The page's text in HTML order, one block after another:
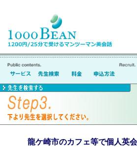
龍ケ崎市のカフェ等で個人英